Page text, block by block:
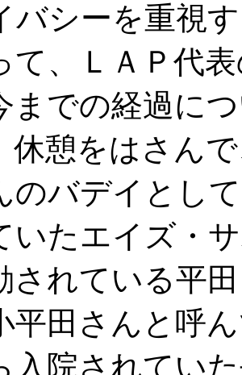
バシーを重視
て、ＬＡＰ代
までの経過に
休憩をはさん
のバデイとし
いたエイズ・
されている平
平田さんと呼
入院されてい